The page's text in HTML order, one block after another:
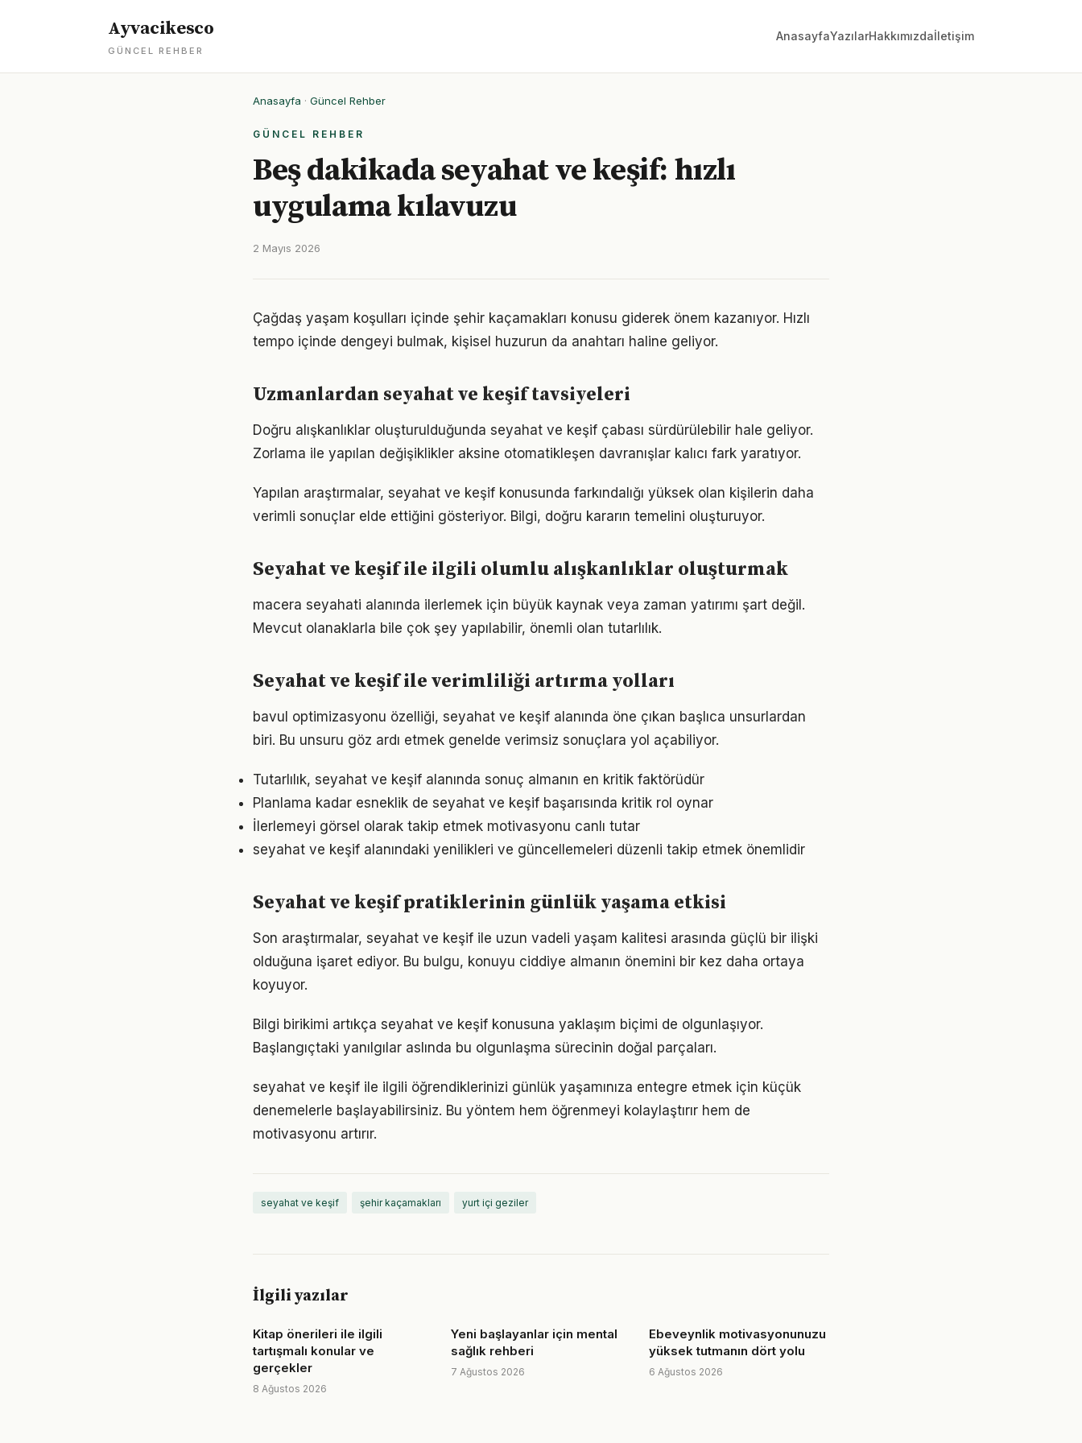
Ayvacikesco
GÜNCEL REHBER
AnasayfaYazılarHakkımızdaİletişim
Anasayfa · Güncel Rehber
GÜNCEL REHBER
Beş dakikada seyahat ve keşif: hızlı
uygulama kılavuzu
2 Mayıs 2026
Çağdaş yaşam koşulları içinde şehir kaçamakları konusu giderek önem kazanıyor. Hızlı
tempo içinde dengeyi bulmak, kişisel huzurun da anahtarı haline geliyor.
Uzmanlardan seyahat ve keşif tavsiyeleri
Doğru alışkanlıklar oluşturulduğunda seyahat ve keşif çabası sürdürülebilir hale geliyor.
Zorlama ile yapılan değişiklikler aksine otomatikleşen davranışlar kalıcı fark yaratıyor.
Yapılan araştırmalar, seyahat ve keşif konusunda farkındalığı yüksek olan kişilerin daha
verimli sonuçlar elde ettiğini gösteriyor. Bilgi, doğru kararın temelini oluşturuyor.
Seyahat ve keşif ile ilgili olumlu alışkanlıklar oluşturmak
macera seyahati alanında ilerlemek için büyük kaynak veya zaman yatırımı şart değil.
Mevcut olanaklarla bile çok şey yapılabilir, önemli olan tutarlılık.
Seyahat ve keşif ile verimliliği artırma yolları
bavul optimizasyonu özelliği, seyahat ve keşif alanında öne çıkan başlıca unsurlardan
biri. Bu unsuru göz ardı etmek genelde verimsiz sonuçlara yol açabiliyor.
Tutarlılık, seyahat ve keşif alanında sonuç almanın en kritik faktörüdür
Planlama kadar esneklik de seyahat ve keşif başarısında kritik rol oynar
İlerlemeyi görsel olarak takip etmek motivasyonu canlı tutar
seyahat ve keşif alanındaki yenilikleri ve güncellemeleri düzenli takip etmek önemlidir
Seyahat ve keşif pratiklerinin günlük yaşama etkisi
Son araştırmalar, seyahat ve keşif ile uzun vadeli yaşam kalitesi arasında güçlü bir ilişki
olduğuna işaret ediyor. Bu bulgu, konuyu ciddiye almanın önemini bir kez daha ortaya
koyuyor.
Bilgi birikimi artıkça seyahat ve keşif konusuna yaklaşım biçimi de olgunlaşıyor.
Başlangıçtaki yanılgılar aslında bu olgunlaşma sürecinin doğal parçaları.
seyahat ve keşif ile ilgili öğrendiklerinizi günlük yaşamınıza entegre etmek için küçük
denemelerle başlayabilirsiniz. Bu yöntem hem öğrenmeyi kolaylaştırır hem de
motivasyonu artırır.
seyahat ve keşif şehir kaçamakları yurt içi geziler
İlgili yazılar
Kitap önerileri ile ilgili
tartışmalı konular ve
gerçekler
8 Ağustos 2026
Yeni başlayanlar için mental
sağlık rehberi
7 Ağustos 2026
Ebeveynlik motivasyonunuzu
yüksek tutmanın dört yolu
6 Ağustos 2026